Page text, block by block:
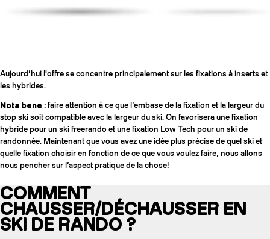
Aujourd’hui l'offre se concentre principalement sur les fixations à inserts et
les hybrides.
Nota bene : faire attention à ce que l’embase de la fixation et la largeur du
stop ski soit compatible avec la largeur du ski. On favorisera une fixation
hybride pour un ski freerando et une fixation Low Tech pour un ski de
randonnée. Maintenant que vous avez une idée plus précise de quel ski et
quelle fixation choisir en fonction de ce que vous voulez faire, nous allons
nous pencher sur l’aspect pratique de la chose!
COMMENT
CHAUSSER/DÉCHAUSSER EN
SKI DE RANDO ?